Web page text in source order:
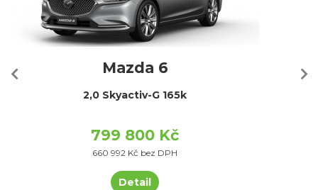
Mazda 6
2,0 Skyactiv-G 165k
799 800 Kč
660 992 Kč bez DPH
Detail